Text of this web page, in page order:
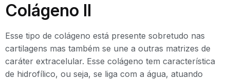
Colágeno II
Esse tipo de colágeno está presente sobretudo nas
cartilagens mas também se une a outras matrizes de
caráter extracelular. Esse colágeno tem característica
de hidrofílico, ou seja, se liga com a água, atuando